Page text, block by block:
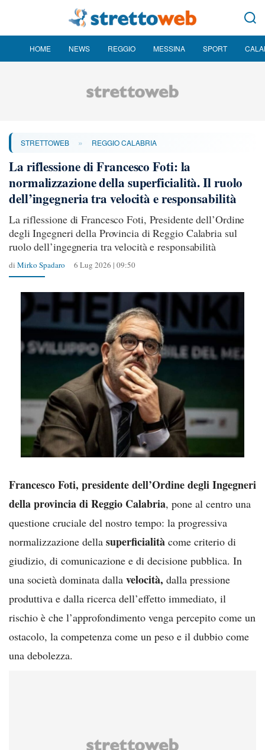
HOME NEWS REGGIO MESSINA SPORT
STRETTOWEB » REGGIO CALABRIA
La riflessione di Francesco Foti: la
normalizzazione della superficialità. Il ruolo
dell’ingegneria tra velocità e responsabilità
La riflessione di Francesco Foti, Presidente dell’Ordine
degli Ingegneri della Provincia di Reggio Calabria sul
ruolo dell’ingegneria tra velocità e responsabilità
di Mirko Spadaro 6 Lug 2026 | 09:50
Francesco Foti, presidente dell’Ordine degli Ingegneri
della provincia di Reggio Calabria, pone al centro una
questione cruciale del nostro tempo: la progressiva
normalizzazione della superficialità come criterio di
giudizio, di comunicazione e di decisione pubblica. In
una società dominata dalla velocità, dalla pressione
produttiva e dalla ricerca dell’effetto immediato, il
rischio è che l’approfondimento venga percepito come un
ostacolo, la competenza come un peso e il dubbio come
una debolezza.